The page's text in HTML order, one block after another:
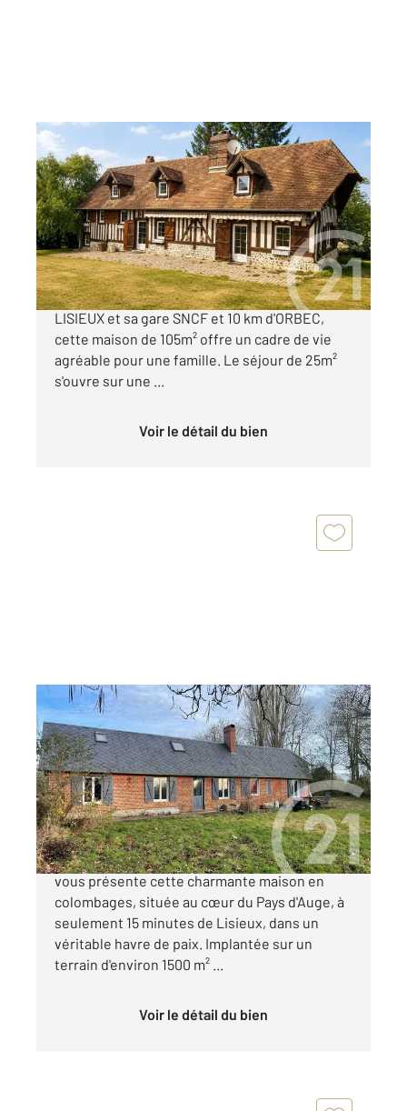
VALORBIQUET 14
105 m2, 5 pièces
Ref : 3451
Maison à vendre
259 000 €
Nichée au cœur de Valorbiquet, à 10 km de
LISIEUX et sa gare SNCF et 10 km d'ORBEC,
cette maison de 105m² offre un cadre de vie
agréable pour une famille. Le séjour de 25m²
s'ouvre sur une ...
Voir le détail du bien
VALORBIQUET 14
71 m2 , 4 pièces
Ref : 3396
Maison à vendre
181 900 €
L'agence CENTURY 21 Christophe DUCLOS
vous présente cette charmante maison en
colombages, située au cœur du Pays d'Auge, à
seulement 15 minutes de Lisieux, dans un
véritable havre de paix. Implantée sur un
terrain d'environ 1500 m² ...
Voir le détail du bien